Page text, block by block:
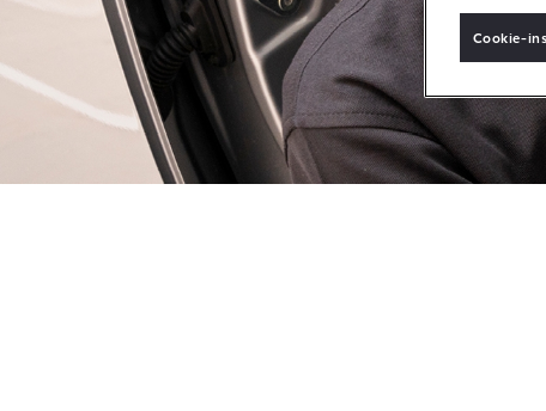
Sponsorbeleid
MVO
Klant
aanbrengen
Vanaf € 33.495,-
Toyota C-HR+
BATTERIJ-ELEKTRISCH
RAV4
Cookie-